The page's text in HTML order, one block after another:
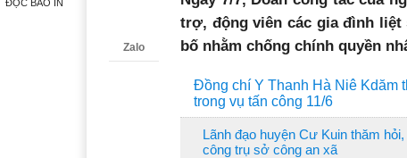
ĐỌC BÁO IN
Zalo
trợ, động viên các gia đình
bố nhằm chống chính quyền
Đồng chí Y Thanh Hà Niê Kdăm
trong vụ tấn công 11/6
Lãnh đạo huyện Cư Kuin thăm
công trụ sở công an xã